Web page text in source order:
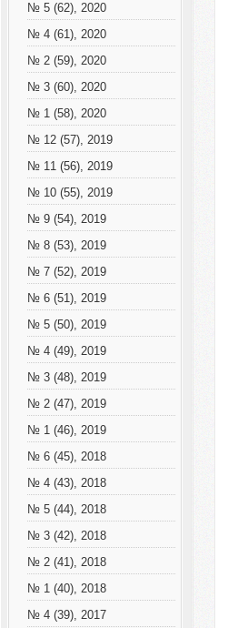
№ 5 (62), 2020
№ 4 (61), 2020
№ 2 (59), 2020
№ 3 (60), 2020
№ 1 (58), 2020
№ 12 (57), 2019
№ 11 (56), 2019
№ 10 (55), 2019
№ 9 (54), 2019
№ 8 (53), 2019
№ 7 (52), 2019
№ 6 (51), 2019
№ 5 (50), 2019
№ 4 (49), 2019
№ 3 (48), 2019
№ 2 (47), 2019
№ 1 (46), 2019
№ 6 (45), 2018
№ 4 (43), 2018
№ 5 (44), 2018
№ 3 (42), 2018
№ 2 (41), 2018
№ 1 (40), 2018
№ 4 (39), 2017